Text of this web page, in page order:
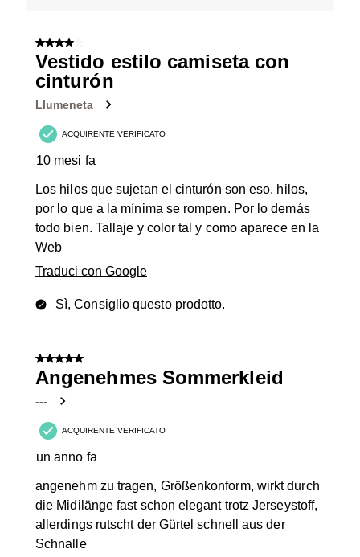
4 su 5 stelle.
Vestido estilo camiseta con
cinturón
Llumeneta
ACQUIRENTE VERIFICATO
10 mesi fa
Los hilos que sujetan el cinturón son eso, hilos,
por lo que a la mínima se rompen. Por lo demás
todo bien. Tallaje y color tal y como aparece en la
Web
Traduci con Google
Sì, Consiglio questo prodotto.
5 su 5 stelle.
Angenehmes Sommerkleid
---
ACQUIRENTE VERIFICATO
un anno fa
angenehm zu tragen, Größenkonform, wirkt durch
die Midilänge fast schon elegant trotz Jerseystoff,
allerdings rutscht der Gürtel schnell aus der
Schnalle